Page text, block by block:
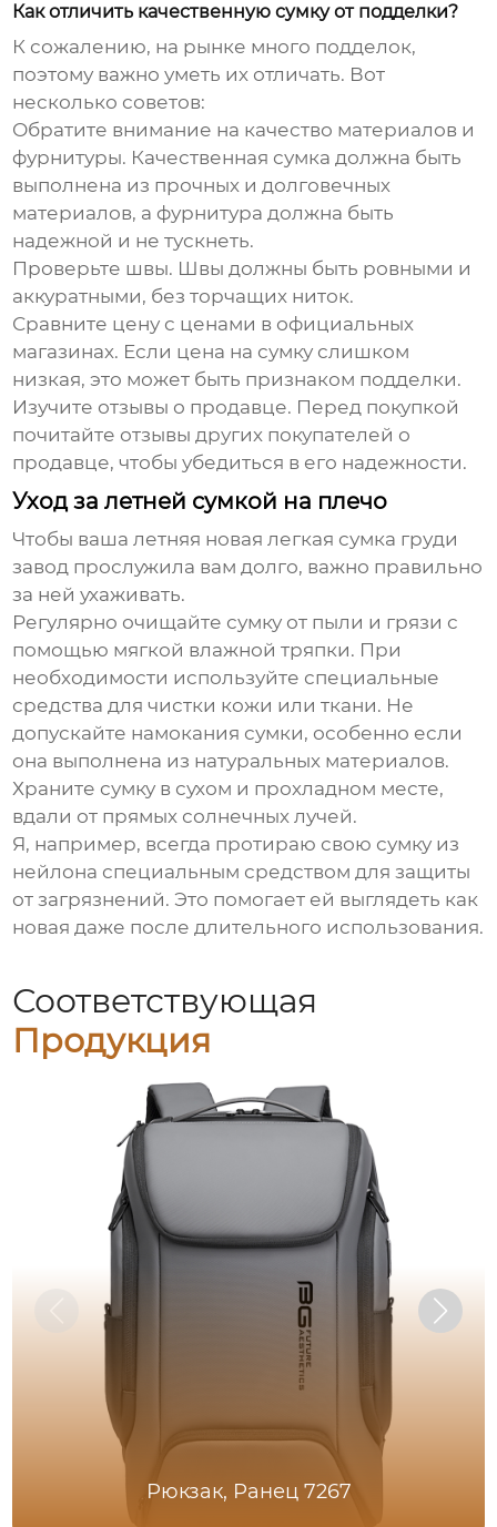
Как отличить качественную сумку от подделки?
К сожалению, на рынке много подделок,
поэтому важно уметь их отличать. Вот
несколько советов:
Обратите внимание на качество материалов и
фурнитуры. Качественная сумка должна быть
выполнена из прочных и долговечных
материалов, а фурнитура должна быть
надежной и не тускнеть.
Проверьте швы. Швы должны быть ровными и
аккуратными, без торчащих ниток.
Сравните цену с ценами в официальных
магазинах. Если цена на сумку слишком
низкая, это может быть признаком подделки.
Изучите отзывы о продавце. Перед покупкой
почитайте отзывы других покупателей о
продавце, чтобы убедиться в его надежности.
Уход за летней сумкой на плечо
Чтобы вашалетняя новая легкая сумка груди
завод прослужила вам долго, важно правильно
за ней ухаживать.
Регулярно очищайте сумку от пыли и грязи с
помощью мягкой влажной тряпки. При
необходимости используйте специальные
средства для чистки кожи или ткани. Не
допускайте намокания сумки, особенно если
она выполнена из натуральных материалов.
Храните сумку в сухом и прохладном месте,
вдали от прямых солнечных лучей.
Я, например, всегда протираю свою сумку из
нейлона специальным средством для защиты
от загрязнений. Это помогает ей выглядеть как
новая даже после длительного использования.
Соответствующая
Продукция
Рюкзак, Ранец 7267